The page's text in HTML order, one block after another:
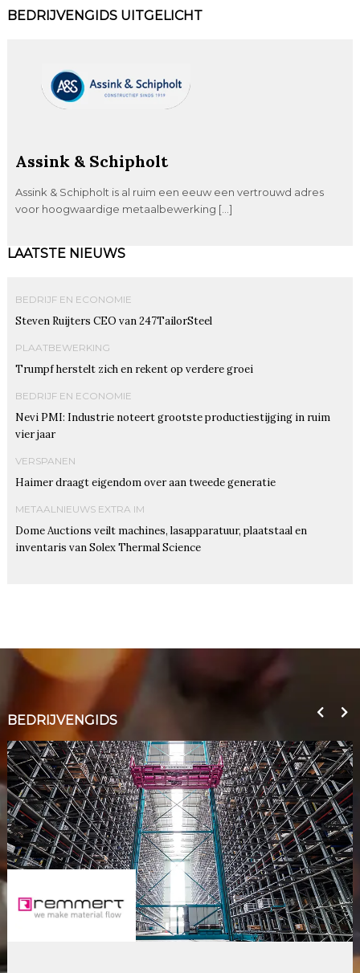
BEDRIJVENGIDS UITGELICHT
Assink & Schipholt
Assink & Schipholt is al ruim een eeuw een vertrouwd adres
voor hoogwaardige metaalbewerking […]
LAATSTE NIEUWS
BEDRIJF EN ECONOMIE
Steven Ruijters CEO van 247TailorSteel
PLAATBEWERKING
Trumpf herstelt zich en rekent op verdere groei
BEDRIJF EN ECONOMIE
Nevi PMI: Industrie noteert grootste productiestijging in ruim
vier jaar
VERSPANEN
Haimer draagt eigendom over aan tweede generatie
METAALNIEUWS EXTRA IM
Dome Auctions veilt machines, lasapparatuur, plaatstaal en
inventaris van Solex Thermal Science
BEDRIJVENGIDS